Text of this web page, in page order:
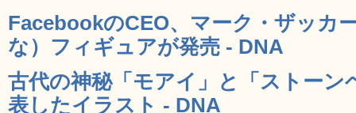
FacebookのCEO、マーク・ザッカ
な）フィギュアが発売 - DNA
古代の神秘「モアイ」と「ストーン
表したイラスト - DNA